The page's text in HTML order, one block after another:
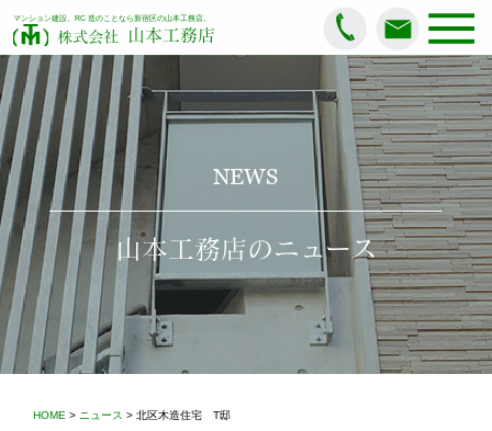
マンション建設、RC 造のことなら新宿区の山本工務店。
株式会社 山本工務店
NEWS
山本工務店のニュース
HOME > ニュース > 北区木造住宅 T邸